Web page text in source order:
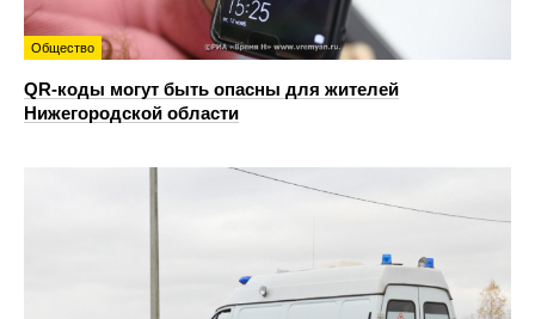
Общество
QR-коды могут быть опасны для жителей
Нижегородской области